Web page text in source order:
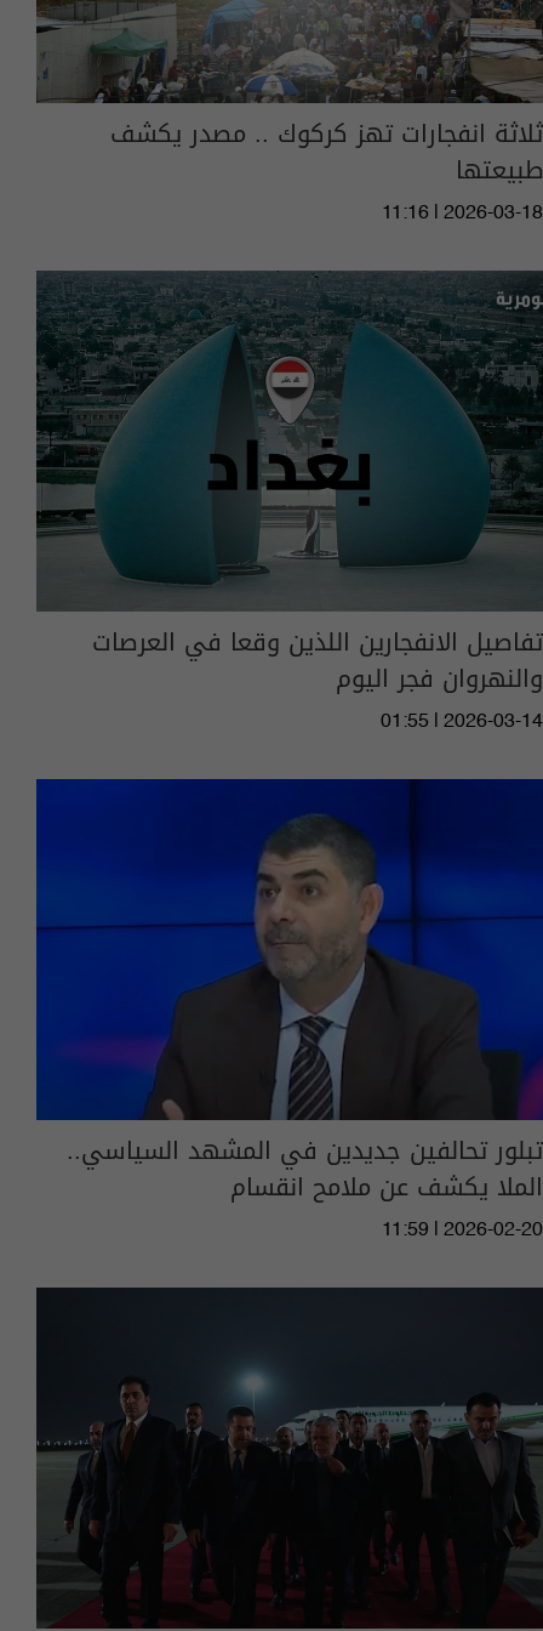
ثلاثة انفجارات تهز كركوك .. مصدر يكشف
طبيعتها
11:16 | 2026-03-18
تفاصيل الانفجارين اللذين وقعا في العرصات
والنهروان فجر اليوم
01:55 | 2026-03-14
تبلور تحالفين جديدين في المشهد السياسي..
الملا يكشف عن ملامح انقسام
11:59 | 2026-02-20